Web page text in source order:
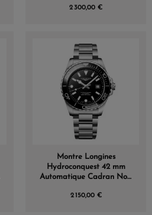
2 300,00 €
Montre Longines
Hydroconquest 42 mm
Automatique Cadran Noir
2 150,00 €